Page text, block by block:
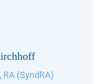
(SyndRA)